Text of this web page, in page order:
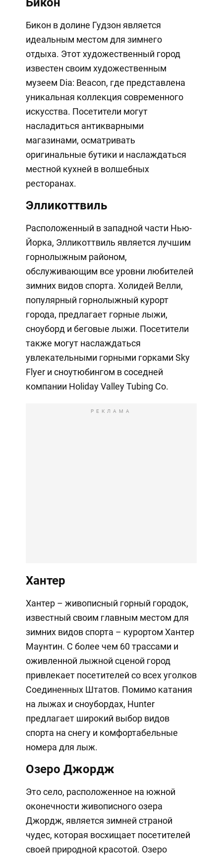
Бикон в долине Гудзон является
идеальным местом для зимнего
отдыха. Этот художественный город
известен своим художественным
музеем Dia: Beacon, где представлена
уникальная коллекция современного
искусства. Посетители могут
насладиться антикварными
магазинами, осматривать
оригинальные бутики и наслаждаться
местной кухней в волшебных
ресторанах.
Элликоттвиль
Расположенный в западной части Нью-
Йорка, Элликоттвиль является лучшим
горнолыжным районом,
обслуживающим все уровни любителей
зимних видов спорта. Холидей Велли,
популярный горнолыжный курорт
города, предлагает горные лыжи,
сноуборд и беговые лыжи. Посетители
также могут наслаждаться
увлекательными горными горками Sky
Flyer и сноутюбингом в соседней
компании Holiday Valley Tubing Co.
РЕКЛАМА
Хантер
Хантер – живописный горный городок,
известный своим главным местом для
зимних видов спорта – курортом Хантер
Маунтин. С более чем 60 трассами и
оживленной лыжной сценой город
привлекает посетителей со всех уголков
Соединенных Штатов. Помимо катания
на лыжах и сноубордах, Hunter
предлагает широкий выбор видов
спорта на снегу и комфортабельные
номера для лыж.
Озеро Джордж
Это село, расположенное на южной
оконечности живописного озера
Джордж, является зимней страной
чудес, которая восхищает посетителей
своей природной красотой. Озеро